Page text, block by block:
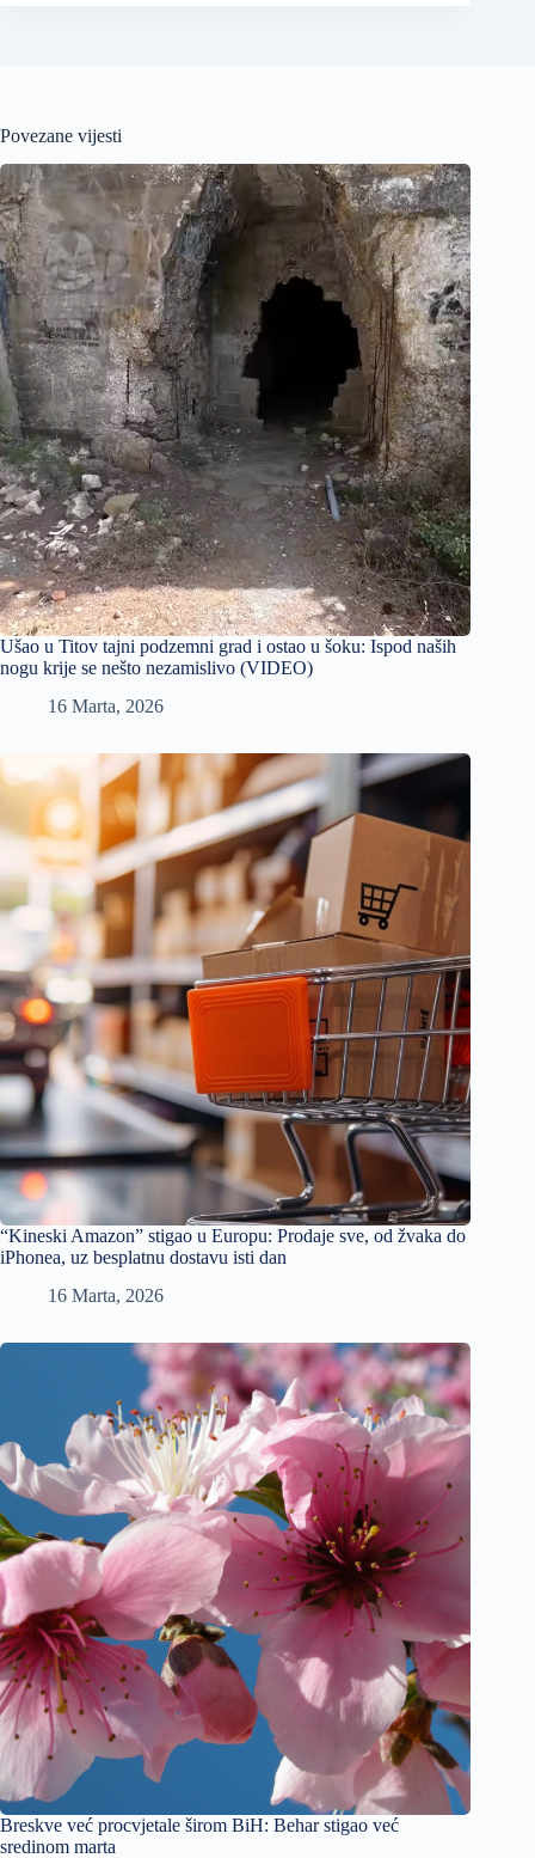
Povezane vijesti
Ušao u Titov tajni podzemni grad i ostao u šoku: Ispod naših
nogu krije se nešto nezamislivo (VIDEO)
16 Marta, 2026
“Kineski Amazon” stigao u Europu: Prodaje sve, od žvaka do
iPhonea, uz besplatnu dostavu isti dan
16 Marta, 2026
Breskve već procvjetale širom BiH: Behar stigao već
sredinom marta